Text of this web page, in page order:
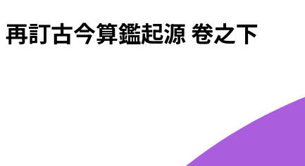
再訂古今算鑑起源 卷之下